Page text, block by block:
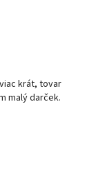
krát, tovar
malý darček.